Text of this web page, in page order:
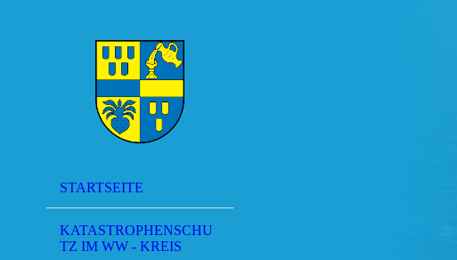
STARTSEITE
KATASTROPHENSCHU
TZ IM WW - KREIS